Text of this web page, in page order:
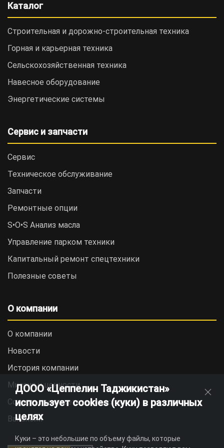
Каталог
Строительная и дорожно-cтроительная техника
Горная и карьерная техника
Сельскохозяйственная техника
Навесное оборудование
Энергетические системы
Сервис и запчасти
Сервис
Техническое обслуживание
Запчасти
Ремонтные опции
S•O•S Анализ масла
Управление парком техники
Капитальный ремонт спецтехники
Полезные советы
О компании
О компании
Новости
История компании
Миссия и ценности
Социальная ответственность
Вакансии
ДООО «Цеппелин Таджикистан»
использует cookies (куки) в различных
целях
Куки – это небольшие по объему файлы, которые